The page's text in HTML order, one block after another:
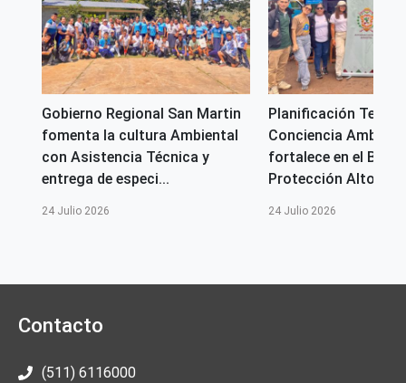
Gobierno Regional San Martin
fomenta la cultura Ambiental
con Asistencia Técnica y
entrega de especi...
24 Julio 2026
Planificación
Conciencia
fortalece en el
Protección Alto
24 Julio 2026
Contacto
(511) 6116000